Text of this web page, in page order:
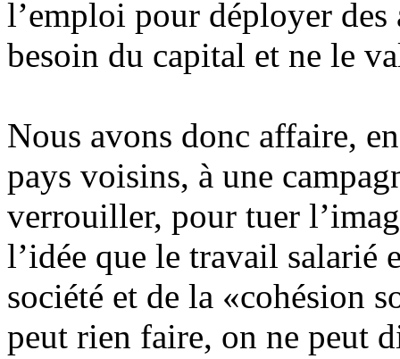
l’emploi pour déployer
besoin du capital et ne le
Nous avons donc affaire,
pays voisins, à une
verrouiller, pour tuer
l’idée que le travail salarié
société et de la «cohésion
peut rien faire, on ne peut